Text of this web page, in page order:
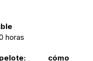
horas
cómo